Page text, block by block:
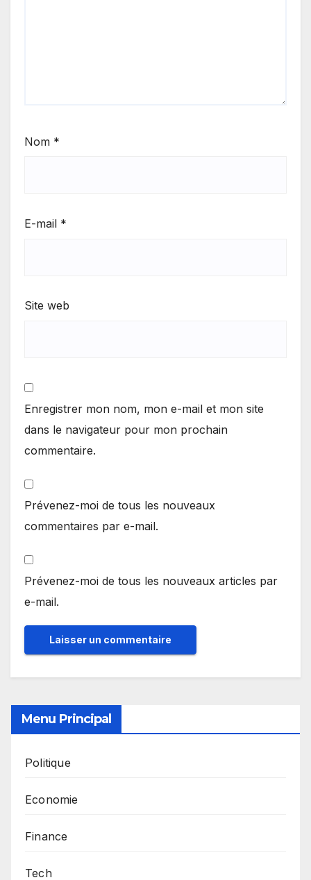
Nom *
E-mail *
Site web
Enregistrer mon nom, mon e-mail et mon site
dans le navigateur pour mon prochain
commentaire.
Prévenez-moi de tous les nouveaux
commentaires par e-mail.
Prévenez-moi de tous les nouveaux articles par
e-mail.
Menu Principal
Politique
Economie
Finance
Tech